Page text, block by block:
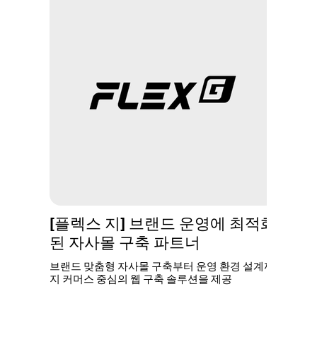
[플렉스 지] 브랜드 운영에 최적화
된 자사몰 구축 파트너
브랜드 맞춤형 자사몰 구축부터 운영 환경 설계까
지 커머스 중심의 웹 구축 솔루션을 제공